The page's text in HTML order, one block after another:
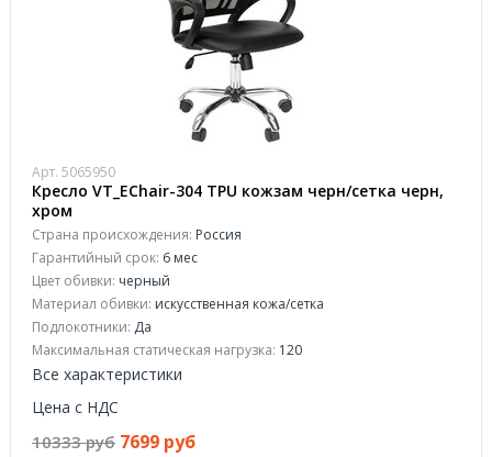
Арт. 5065950
Кресло VT_EChair-304 TPU кожзам черн/сетка черн,
хром
Страна происхождения: Россия
Гарантийный срок: 6 мес
Цвет обивки: черный
Материал обивки: искусственная кожа/сетка
Подлокотники: Да
Максимальная статическая нагрузка: 120
Все характеристики
Цена с НДС
10333 руб 7699 руб